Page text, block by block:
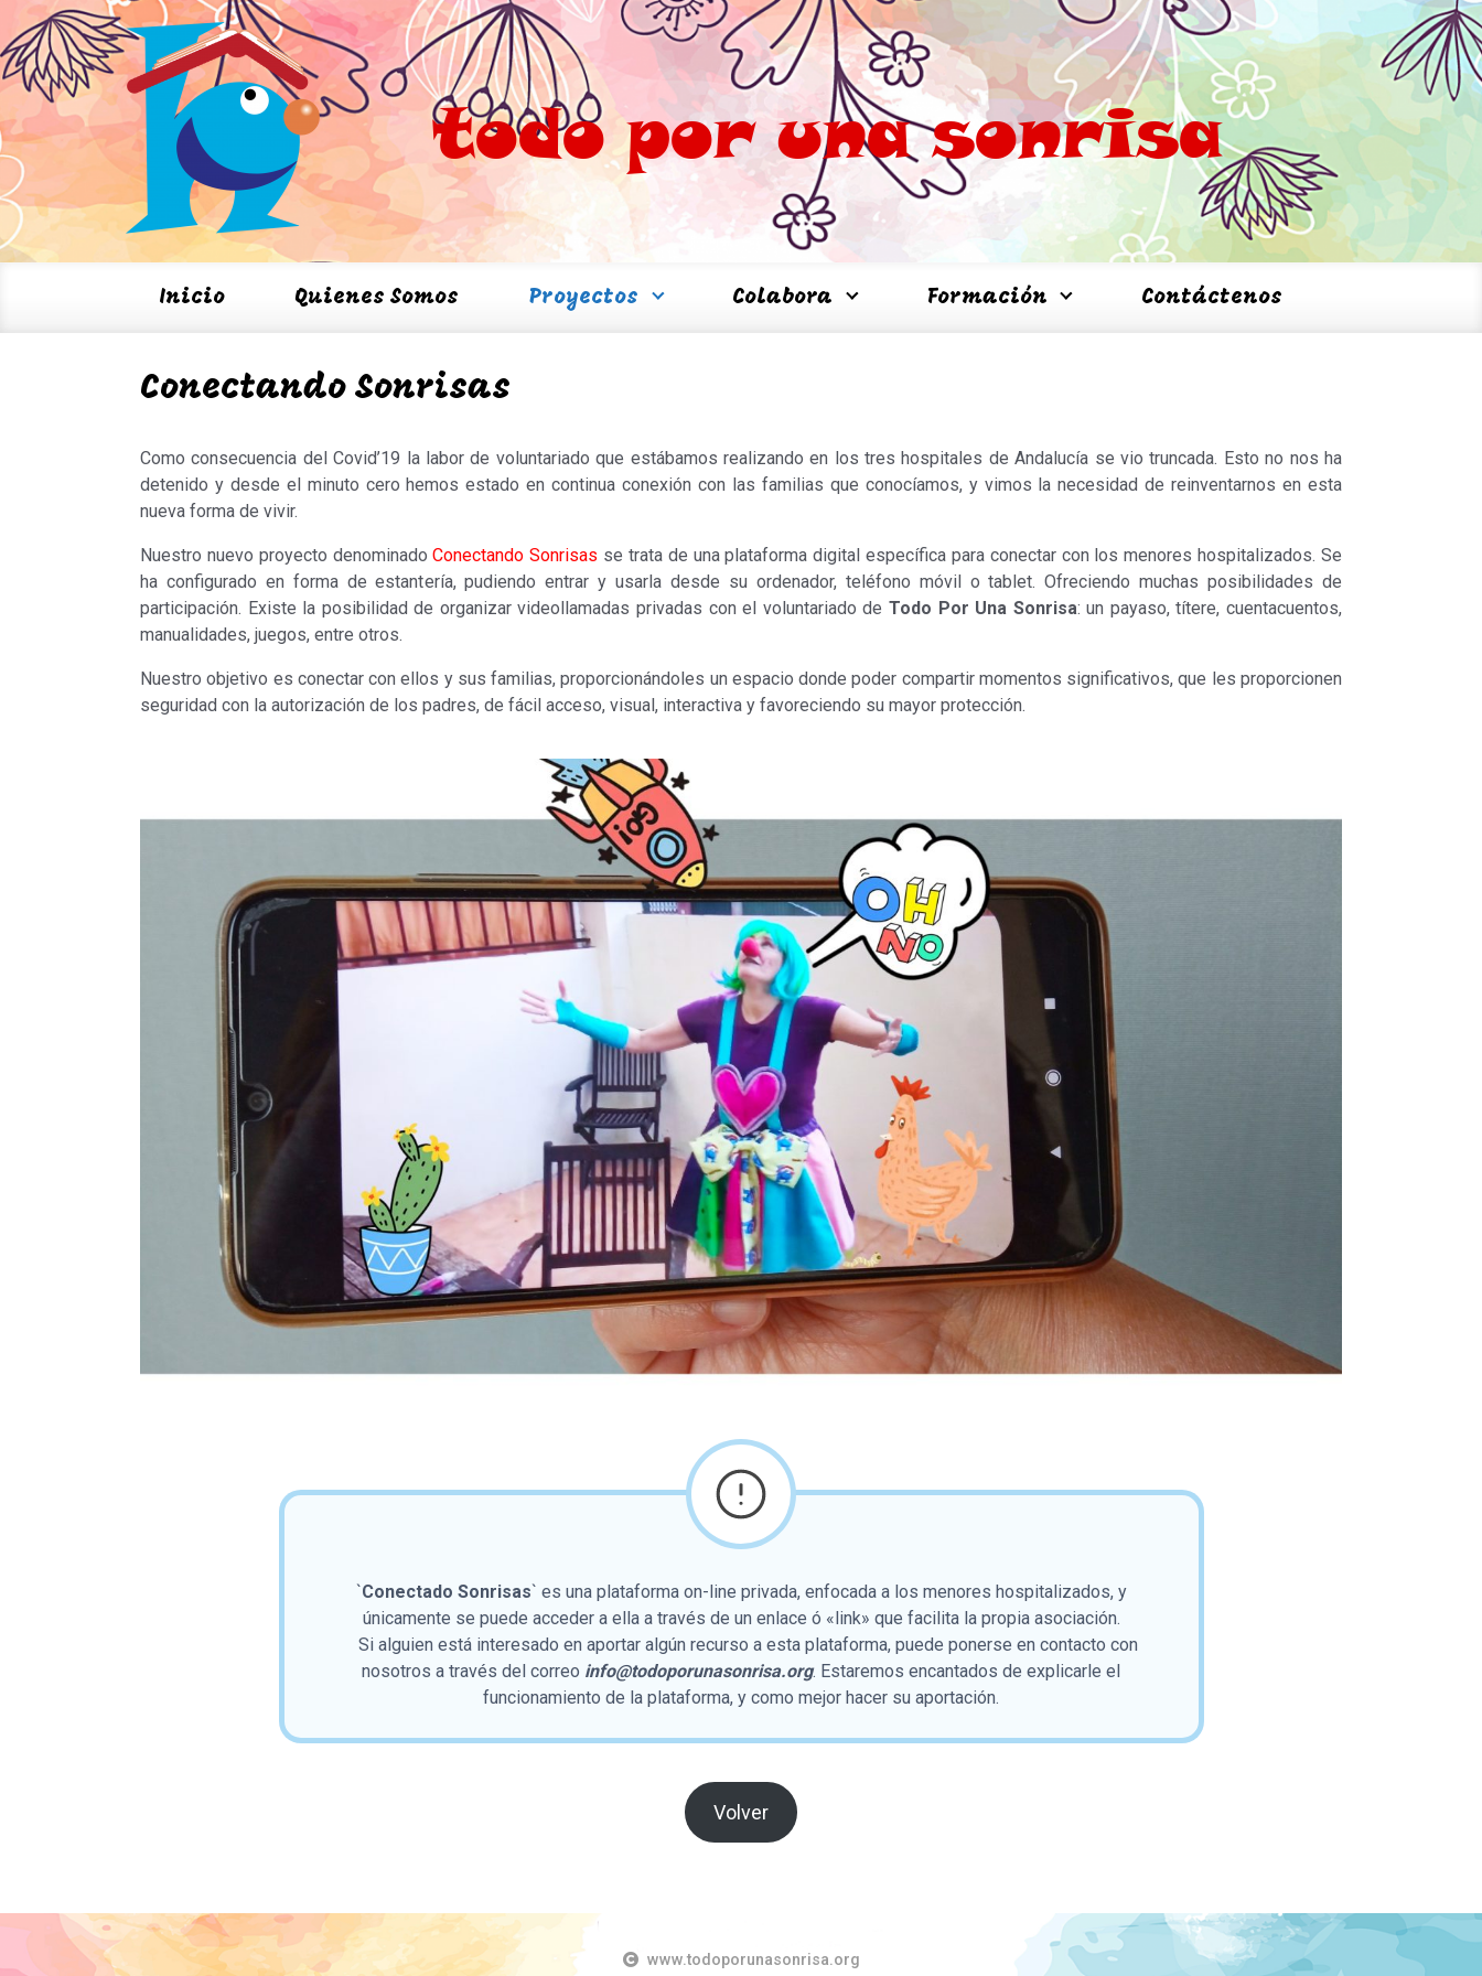
Saltar al contenido principal
todo por una sonrisa
Inicio Quienes Somos Proyectos Colabora Formación Contáctenos
Conectando Sonrisas
Como consecuencia del Covid’19 la labor de voluntariado que estábamos realizando en los tres hospitales de Andalucía se vio truncada. Esto no nos ha
detenido y desde el minuto cero hemos estado en continua conexión con las familias que conocíamos, y vimos la necesidad de reinventarnos en esta
nueva forma de vivir.
Nuestro nuevo proyecto denominadoConectando Sonrisas se trata de una plataforma digital específica para conectar con los menores hospitalizados. Se
ha configurado en forma de estantería, pudiendo entrar y usarla desde su ordenador, teléfono móvil o tablet. Ofreciendo muchas posibilidades de
participación. Existe la posibilidad de organizar videollamadas privadas con el voluntariado de Todo Por Una Sonrisa: un payaso, títere, cuentacuentos,
manualidades, juegos, entre otros.
Nuestro objetivo es conectar con ellos y sus familias, proporcionándoles un espacio donde poder compartir momentos significativos, que les proporcionen
seguridad con la autorización de los padres, de fácil acceso, visual, interactiva y favoreciendo su mayor protección.
`Conectado Sonrisas` es una plataforma on-line privada, enfocada a los menores hospitalizados, y
únicamente se puede acceder a ella a través de un enlace ó «link» que facilita la propia asociación.
Si alguien está interesado en aportar algún recurso a esta plataforma, puede ponerse en contacto con
nosotros a través del correo info@todoporunasonrisa.org. Estaremos encantados de explicarle el
funcionamiento de la plataforma, y como mejor hacer su aportación.
Volver
www.todoporunasonrisa.org